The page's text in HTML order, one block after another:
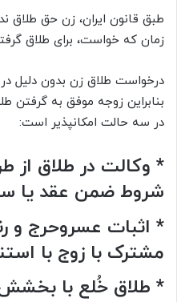
طبق قانون ایران، زن حق طلاق
زمان که خواست، برای طلاق
درخواست طلاق زن بدون دلیل در
بنابراین زوجه موفق به گرفتن
در سه حالت امکانپذیر است:
* وکالت در طلاق از
شروط ضمن عقد یا
* اثبات عسروحرج و
مشترک با زوج با
* طلاق خُلع با